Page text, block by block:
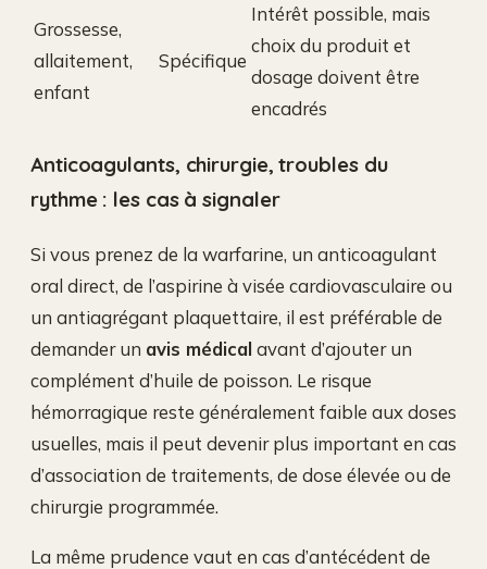
Grossesse,
allaitement,
enfant
Spécifique
Intérêt possible, mais
choix du produit et
dosage doivent être
encadrés
Anticoagulants, chirurgie, troubles du
rythme : les cas à signaler
Si vous prenez de la warfarine, un anticoagulant
oral direct, de l’aspirine à visée cardiovasculaire ou
un antiagrégant plaquettaire, il est préférable de
demander un avis médical avant d’ajouter un
complément d’huile de poisson. Le risque
hémorragique reste généralement faible aux doses
usuelles, mais il peut devenir plus important en cas
d’association de traitements, de dose élevée ou de
chirurgie programmée.
La même prudence vaut en cas d’antécédent de